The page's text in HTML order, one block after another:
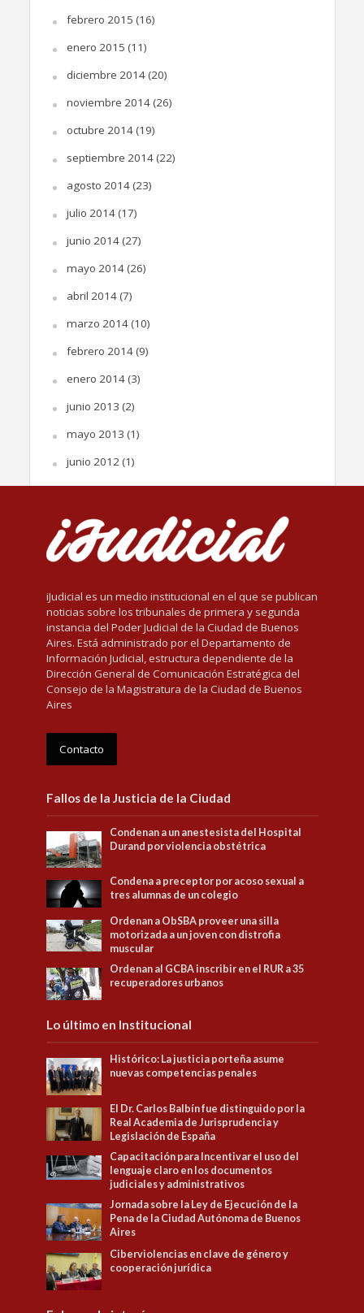
febrero 2015 (16)
enero 2015 (11)
diciembre 2014(20)
noviembre 2014(26)
octubre 2014(19)
septiembre 2014(22)
agosto 2014(23)
julio 2014(17)
junio 2014(27)
mayo 2014(26)
abril 2014(7)
marzo 2014(10)
febrero 2014(9)
enero 2014(3)
junio 2013 (2)
mayo 2013 (1)
junio 2012 (1)
iJudicial es un medio institucional en el que se publican
noticias sobre los tribunales de primera y segunda
instancia del Poder Judicial de la Ciudad de Buenos
Aires. Está administrado por el Departamento de
Información Judicial, estructura dependiente de la
Dirección General de Comunicación Estratégica del
Consejo de la Magistratura de la Ciudad de Buenos
Aires
Contacto
Fallos de la Justicia de la Ciudad
Condenan a un anestesista del Hospital
Durand por violencia obstétrica
Condena a preceptor por acoso sexual a
tres alumnas de un colegio
Ordenan a ObSBA proveer una silla
motorizada a un joven con distrofia
muscular
Ordenan al GCBA inscribir en el RUR a 35
recuperadores urbanos
Lo último en Institucional
Histórico: La justicia porteña asume
nuevas competencias penales
El Dr. Carlos Balbín fue distinguido por la
Real Academia de Jurisprudencia y
Legislación de España
Capacitación para Incentivar el uso del
lenguaje claro en los documentos
judiciales y administrativos
Jornada sobre la Ley de Ejecución de la
Pena de la Ciudad Autónoma de Buenos
Aires
Ciberviolencias en clave de género y
cooperación jurídica